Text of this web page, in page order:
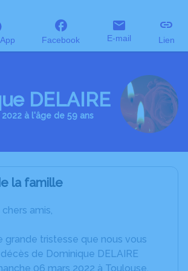
Facebook E-mail Lien
DELAIRE
à l'âge de 59 ans
la famille
amis,
grande tristesse que nous vous
de Dominique DELAIRE
06 mars 2022 à Toulouse.